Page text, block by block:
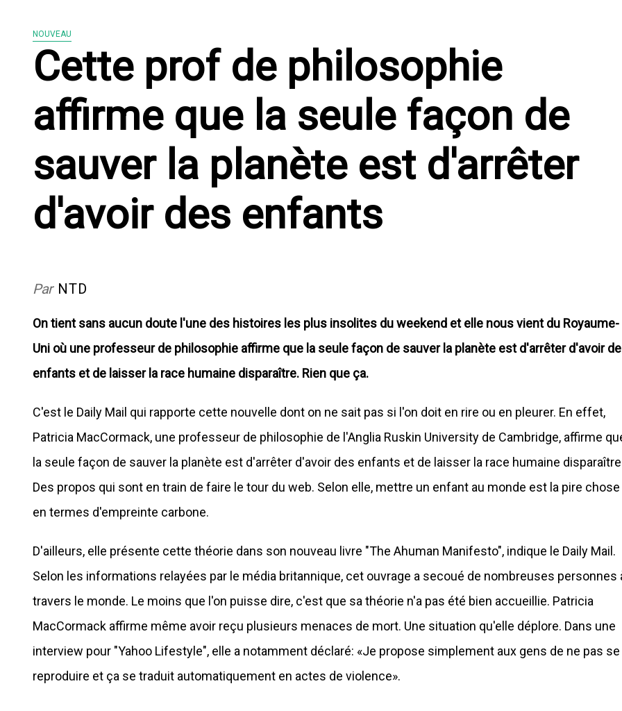
NOUVEAU
Cette prof de philosophie
affirme que la seule façon de
sauver la planète est d'arrêter
d'avoir des enfants
Par NTD
On tient sans aucun doute l'une des histoires les plus insolites du weekend et elle nous vient du Royaume-
Uni où une professeur de philosophie affirme que la seule façon de sauver la planète est d'arrêter d'avoir
enfants et de laisser la race humaine disparaître. Rien que ça.
C'est le Daily Mail qui rapporte cette nouvelle dont on ne sait pas si l'on doit en rire ou en pleurer. En effet,
Patricia MacCormack, une professeur de philosophie de l'Anglia Ruskin University de Cambridge, affirme
la seule façon de sauver la planète est d'arrêter d'avoir des enfants et de laisser la race humaine
Des propos qui sont en train de faire le tour du web. Selon elle, mettre un enfant au monde est la pire chose
en termes d'empreinte carbone.
D'ailleurs, elle présente cette théorie dans son nouveau livre "The Ahuman Manifesto", indique le Daily Mail.
Selon les informations relayées par le média britannique, cet ouvrage a secoué de nombreuses personnes
travers le monde. Le moins que l'on puisse dire, c'est que sa théorie n'a pas été bien accueillie. Patricia
MacCormack affirme même avoir reçu plusieurs menaces de mort. Une situation qu'elle déplore. Dans une
interview pour "Yahoo Lifestyle", elle a notamment déclaré: «Je propose simplement aux gens de ne pas se
reproduire et ça se traduit automatiquement en actes de violence».